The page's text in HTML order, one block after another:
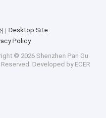
Desktop Site
Policy
© 2026 Shenzhen Pan Gu
Developed by ECER